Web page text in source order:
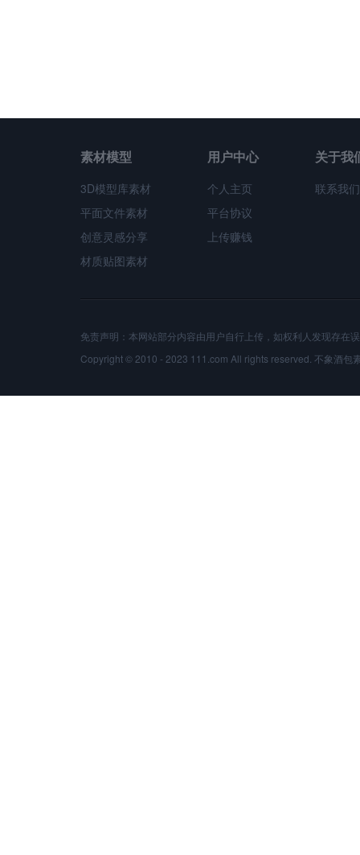
素材模型
3D模型库素材
平面文件素材
创意灵感分享
材质贴图素材
用户中心
个人主页
平台协议
上传赚钱
关于我
联系我们
免责声明：本网站部分内容由用户自行上传，如权利人发现存在
Copyright © 2010 - 2023 111.com All rights reserved. 不象酒包